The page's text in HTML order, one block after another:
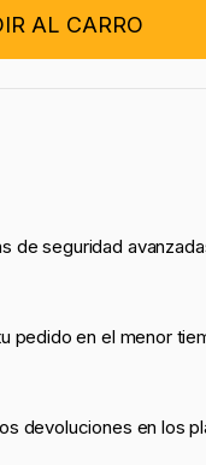
AL CARRO
de seguridad
pedido en el menor
devoluciones en los